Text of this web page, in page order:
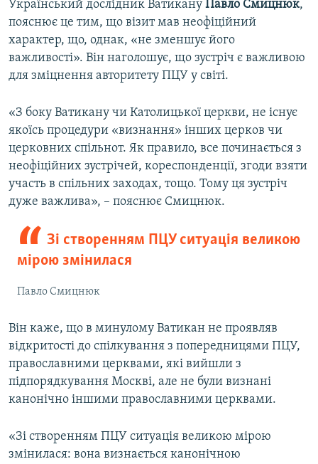
Український дослідник Ватикану Павло Смицнюк,
пояснює це тим, що візит мав неофіційний
характер, що, однак, «не зменшує його
важливості». Він наголошує, що зустріч є важливою
для зміцнення авторитету ПЦУ у світі.
«З боку Ватикану чи Католицької церкви, не існує
якоїсь процедури «визнання» інших церков чи
церковних спільнот. Як правило, все починається з
неофіційних зустрічей, кореспонденції, згоди взяти
участь в спільних заходах, тощо. Тому ця зустріч
дуже важлива», – пояснює Смицнюк.
Зі створенням ПЦУ ситуація великою
мірою змінилася
Павло Смицнюк
Він каже, що в минулому Ватикан не проявляв
відкритості до спілкування з попередницями ПЦУ,
православними церквами, які вийшли з
підпорядкування Москві, але не були визнані
канонічно іншими православними церквами.
«Зі створенням ПЦУ ситуація великою мірою
змінилася: вона визнається канонічною